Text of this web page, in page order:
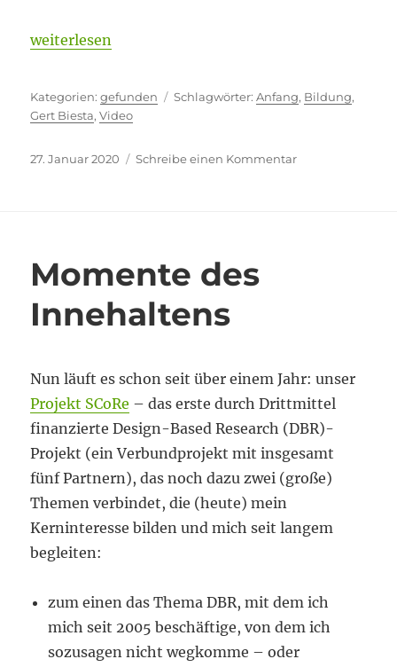
„The world is trying to teach you something“
weiterlesen
Kategorien
gefunden Schlagwörter
Anfang, Bildung,
Gert Biesta,Video
Veröffentlicht
27. Januar 2020 Schreibe einen Kommentarzu
Momente des
Innehaltens
Nun läuft es schon seit über einem Jahr: unser
Projekt SCoRe – das erste durch Drittmittel
finanzierte Design-Based Research (DBR)-
Projekt (ein Verbundprojekt mit insgesamt
fünf Partnern), das noch dazu zwei (große)
Themen verbindet, die (heute) mein
Kerninteresse bilden und mich seit langem
begleiten:
zum einen das Thema DBR, mit dem ich
mich seit 2005 beschäftige, von dem ich
sozusagen nicht wegkomme – oder